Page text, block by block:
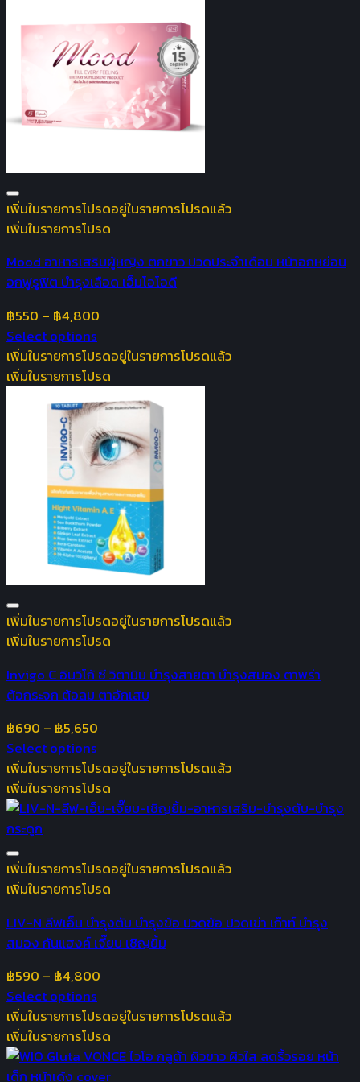
เพิ่มในรายการโปรดอยู่ในรายการโปรดแล้ว
เพิ่มในรายการโปรด
Mood อาหารเสริมผู้หญิง ตกขาว ปวดประจำเดือน หน้าอกหย่อน
อกฟูรูฟิต บำรุงเลือด เอ็มโอโอดี
฿550 – ฿4,800
Select options
เพิ่มในรายการโปรดอยู่ในรายการโปรดแล้ว
เพิ่มในรายการโปรด
เพิ่มในรายการโปรดอยู่ในรายการโปรดแล้ว
เพิ่มในรายการโปรด
Invigo C อินวิโก้ ซี วิตามิน บำรุงสายตา บำรุงสมอง ตาพร่า
ต้อกระจก ต้อลม ตาอักเสบ
฿690 – ฿5,650
Select options
เพิ่มในรายการโปรดอยู่ในรายการโปรดแล้ว
เพิ่มในรายการโปรด
เพิ่มในรายการโปรดอยู่ในรายการโปรดแล้ว
เพิ่มในรายการโปรด
LIV-N ลีฟเอ็น บำรุงตับ บำรุงข้อ ปวดข้อ ปวดเข่า เก๊าท์ บำรุง
สมอง กันแฮงค์ เจี๊ยบ เชิญยิ้ม
฿590 – ฿4,800
Select options
เพิ่มในรายการโปรดอยู่ในรายการโปรดแล้ว
เพิ่มในรายการโปรด